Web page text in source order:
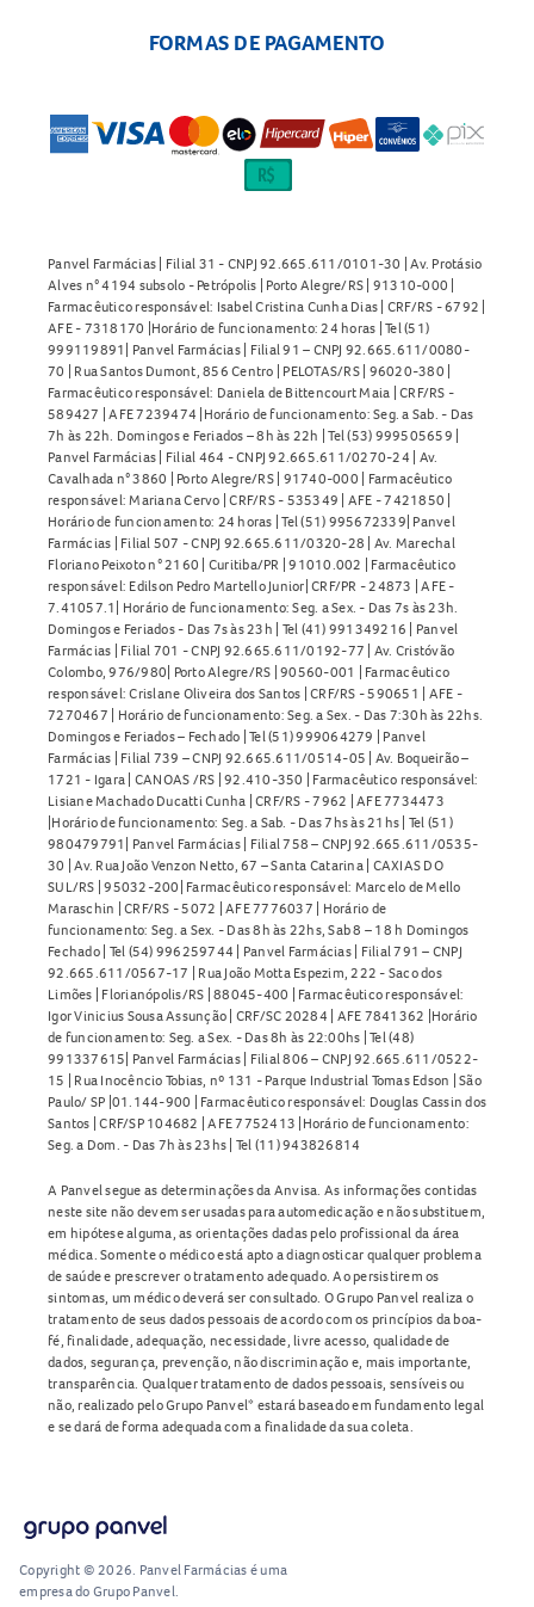
FORMAS DE PAGAMENTO
Panvel Farmácias | Filial 31 - CNPJ 92.665.611/0101-30 | Av. Protásio
Alves n° 4194 subsolo - Petrópolis | Porto Alegre/RS | 91310-000 |
Farmacêutico responsável: Isabel Cristina Cunha Dias | CRF/RS - 6792 |
AFE - 7318170 |Horário de funcionamento: 24 horas | Tel (51)
999119891| Panvel Farmácias | Filial 91 – CNPJ 92.665.611/0080-
70 | Rua Santos Dumont, 856 Centro | PELOTAS/RS | 96020-380 |
Farmacêutico responsável: Daniela de Bittencourt Maia | CRF/RS -
589427 | AFE 7239474 |Horário de funcionamento: Seg. a Sab. - Das
7h às 22h. Domingos e Feriados – 8h às 22h | Tel (53) 999505659 |
Panvel Farmácias | Filial 464 - CNPJ 92.665.611/0270-24 | Av.
Cavalhada n° 3860 | Porto Alegre/RS | 91740-000 | Farmacêutico
responsável: Mariana Cervo | CRF/RS - 535349 | AFE - 7421850 |
Horário de funcionamento: 24 horas | Tel (51) 995672339| Panvel
Farmácias | Filial 507 - CNPJ 92.665.611/0320-28 | Av. Marechal
Floriano Peixoto n° 2160 | Curitiba/PR | 91010.002 | Farmacêutico
responsável: Edilson Pedro Martello Junior| CRF/PR - 24873 | AFE -
7.41057.1| Horário de funcionamento: Seg. a Sex. - Das 7s às 23h.
Domingos e Feriados - Das 7s às 23h | Tel (41) 991349216 | Panvel
Farmácias | Filial 701 - CNPJ 92.665.611/0192-77 | Av. Cristóvão
Colombo, 976/980| Porto Alegre/RS | 90560-001 | Farmacêutico
responsável: Crislane Oliveira dos Santos | CRF/RS - 590651 | AFE -
7270467 | Horário de funcionamento: Seg. a Sex. - Das 7:30h às 22hs.
Domingos e Feriados – Fechado | Tel (51) 999064279 | Panvel
Farmácias | Filial 739 – CNPJ 92.665.611/0514-05 | Av. Boqueirão –
1721 - Igara | CANOAS /RS | 92.410-350 | Farmacêutico responsável:
Lisiane Machado Ducatti Cunha | CRF/RS - 7962 | AFE 7734473
|Horário de funcionamento: Seg. a Sab. - Das 7hs às 21hs | Tel (51)
980479791| Panvel Farmácias | Filial 758 – CNPJ 92.665.611/0535-
30 | Av. Rua João Venzon Netto, 67 – Santa Catarina | CAXIAS DO
SUL/RS | 95032-200| Farmacêutico responsável: Marcelo de Mello
Maraschin | CRF/RS - 5072 | AFE 7776037 | Horário de
funcionamento: Seg. a Sex. - Das 8h às 22hs, Sab 8 – 18 h Domingos
Fechado | Tel (54) 996259744 | Panvel Farmácias | Filial 791 – CNPJ
92.665.611/0567-17 | Rua João Motta Espezim, 222 - Saco dos
Limões | Florianópolis/RS | 88045-400 | Farmacêutico responsável:
Igor Vinicius Sousa Assunção | CRF/SC 20284 | AFE 7841362 |Horário
de funcionamento: Seg. a Sex. - Das 8h às 22:00hs | Tel (48)
991337615| Panvel Farmácias | Filial 806 – CNPJ 92.665.611/0522-
15 | Rua Inocêncio Tobias, nº 131 - Parque Industrial Tomas Edson | São
Paulo/ SP |01.144-900 | Farmacêutico responsável: Douglas Cassin dos
Santos | CRF/SP 104682 | AFE 7752413 |Horário de funcionamento:
Seg. a Dom. - Das 7h às 23hs | Tel (11) 943826814
A Panvel segue as determinações da Anvisa. As informações contidas
neste site não devem ser usadas para automedicação e não substituem,
em hipótese alguma, as orientações dadas pelo profissional da área
médica. Somente o médico está apto a diagnosticar qualquer problema
de saúde e prescrever o tratamento adequado. Ao persistirem os
sintomas, um médico deverá ser consultado. O Grupo Panvel realiza o
tratamento de seus dados pessoais de acordo com os princípios da boa-
fé, finalidade, adequação, necessidade, livre acesso, qualidade de
dados, segurança, prevenção, não discriminação e, mais importante,
transparência. Qualquer tratamento de dados pessoais, sensíveis ou
não, realizado pelo Grupo Panvel* estará baseado em fundamento legal
e se dará de forma adequada com a finalidade da sua coleta.
Copyright © 2026. Panvel Farmácias é uma
empresa do Grupo Panvel.